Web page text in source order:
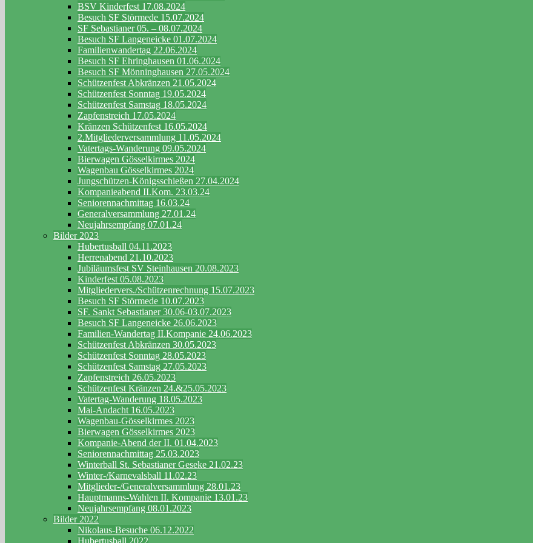
BSV Kinderfest 17.08.2024
Besuch SF Störmede 15.07.2024
SF Sebastianer 05. – 08.07.2024
Besuch SF Langeneicke 01.07.2024
Familienwandertag 22.06.2024
Besuch SF Ehringhausen 01.06.2024
Besuch SF Mönninghausen 27.05.2024
Schützenfest Abkränzen 21.05.2024
Schützenfest Sonntag 19.05.2024
Schützenfest Samstag 18.05.2024
Zapfenstreich 17.05.2024
Kränzen Schützenfest 16.05.2024
2.Mitgliederversammlung 11.05.2024
Vatertags-Wanderung 09.05.2024
Bierwagen Gösselkirmes 2024
Wagenbau Gösselkirmes 2024
Jungschützen-Königsschießen 27.04.2024
Kompanieabend II.Kom. 23.03.24
Seniorennachmittag 16.03.24
Generalversammlung 27.01.24
Neujahrsempfang 07.01.24
Bilder 2023
Hubertusball 04.11.2023
Herrenabend 21.10.2023
Jubiläumsfest SV Steinhausen 20.08.2023
Kinderfest 05.08.2023
Mitgliedervers./Schützenrechnung 15.07.2023
Besuch SF Störmede 10.07.2023
SF. Sankt Sebastianer 30.06-03.07.2023
Besuch SF Langeneicke 26.06.2023
Familien-Wandertag II.Kompanie 24.06.2023
Schützenfest Abkränzen 30.05.2023
Schützenfest Sonntag 28.05.2023
Schützenfest Samstag 27.05.2023
Zapfenstreich 26.05.2023
Schützenfest Kränzen 24.&25.05.2023
Vatertag-Wanderung 18.05.2023
Mai-Andacht 16.05.2023
Wagenbau-Gösselkirmes 2023
Bierwagen Gösselkirmes 2023
Kompanie-Abend der II. 01.04.2023
Seniorennachmittag 25.03.2023
Winterball St. Sebastianer Geseke 21.02.23
Winter-/Karnevalsball 11.02.23
Mitglieder-/Generalversammlung 28.01.23
Hauptmanns-Wahlen II. Kompanie 13.01.23
Neujahrsempfang 08.01.2023
Bilder 2022
Nikolaus-Besuche 06.12.2022
Hubertusball 2022